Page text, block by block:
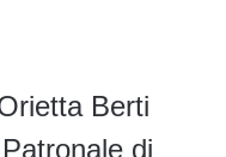
Berti
di